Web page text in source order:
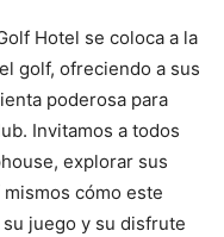
Hotel se coloca a la
golf, ofreciendo a sus
poderosa para
Invitamos a todos
explorar sus
cómo este
juego y su disfrute